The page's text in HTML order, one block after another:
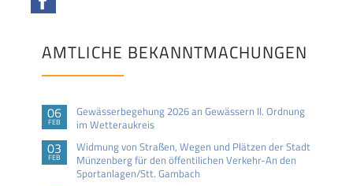
AMTLICHE BEKANNTMACHUNGEN
06
FEB
Gewässerbegehung 2026 an Gewässern II. Ordnung
im Wetteraukreis
03
FEB
Widmung von Straßen, Wegen und Plätzen der Stadt
Münzenberg für den öffentilichen Verkehr-An den
Sportanlagen/Stt. Gambach